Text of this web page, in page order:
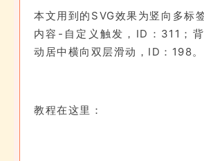
本文用到的SVG效果为竖向多标
内容-自定义触发 ，ID：311；
动居中横向双层滑动，ID：198。
教程在这里：